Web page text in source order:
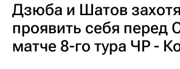
Дзюба и Шатов
проявить себя перед
матче 8-го тура ЧР -